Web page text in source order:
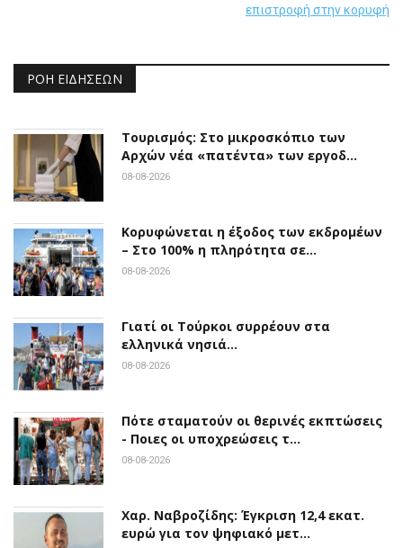
επιστροφή στην κορυφή
ΡΟΉ ΕΙΔΉΣΕΩΝ
Τουρισμός: Στο μικροσκόπιο των
Αρχών νέα «πατέντα» των εργοδ…
08-08-2026
Κορυφώνεται η έξοδος των εκδρομέων
– Στο 100% η πληρότητα σε…
08-08-2026
Γιατί οι Τούρκοι συρρέουν στα
ελληνικά νησιά…
08-08-2026
Πότε σταματούν οι θερινές εκπτώσεις
- Ποιες οι υποχρεώσεις τ…
08-08-2026
Χαρ. Ναβροζίδης: Έγκριση 12,4 εκατ.
ευρώ για τον ψηφιακό μετ…